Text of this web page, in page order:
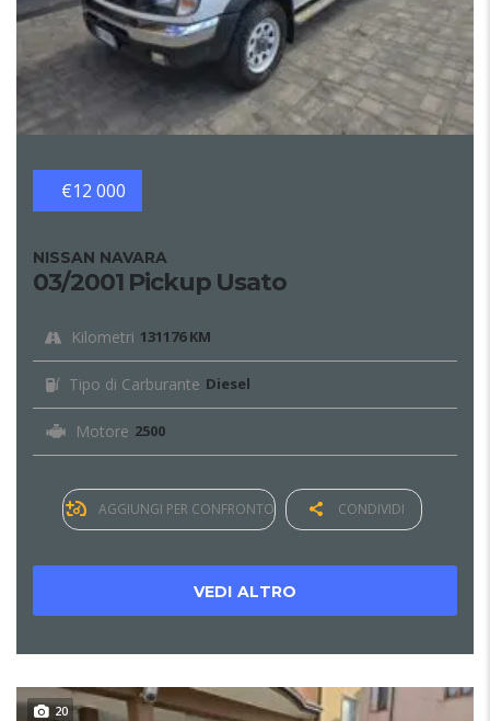
€12 000
NISSAN NAVARA
03/2001 Pickup Usato
Kilometri 131176 KM
Tipo di Carburante Diesel
Motore 2500
AGGIUNGI PER CONFRONTO CONDIVIDI
VEDI ALTRO
20